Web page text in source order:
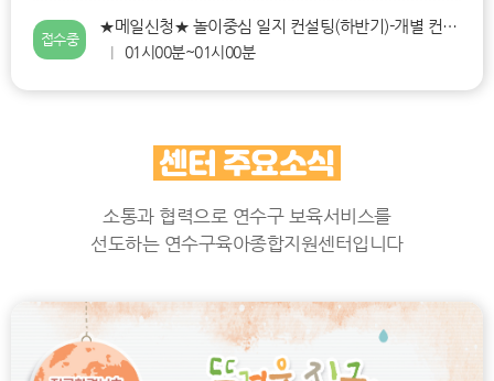
접수중
★메일신청★ 놀이중심 일지 컨설팅(하반기)-개별 컨설팅
| 01시00분~01시00분
센터 주요소식
소통과 협력으로 연수구 보육서비스를
선도하는 연수구육아종합지원센터입니다